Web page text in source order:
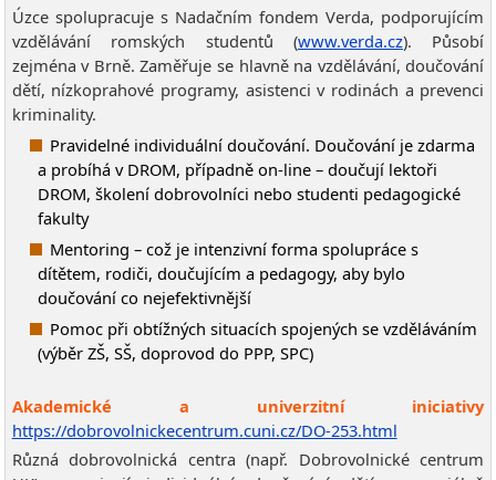
Úzce spolupracuje s Nadačním fondem Verda, podporujícím
vzdělávání romských studentů (www.verda.cz). Působí
zejména v Brně. Zaměřuje se hlavně na vzdělávání, doučování
dětí, nízkoprahové programy, asistenci v rodinách a prevenci
kriminality.
Pravidelné individuální doučování. Doučování je zdarma
a probíhá v DROM, případně on-line – doučují lektoři
DROM, školení dobrovolníci nebo studenti pedagogické
fakulty
Mentoring – což je intenzivní forma spolupráce s
dítětem, rodiči, doučujícím a pedagogy, aby bylo
doučování co nejefektivnější
Pomoc při obtížných situacích spojených se vzděláváním
(výběr ZŠ, SŠ, doprovod do PPP, SPC)
Akademické a univerzitní iniciativy
https://dobrovolnickecentrum.cuni.cz/DO-253.html
Různá dobrovolnická centra (např. Dobrovolnické centrum